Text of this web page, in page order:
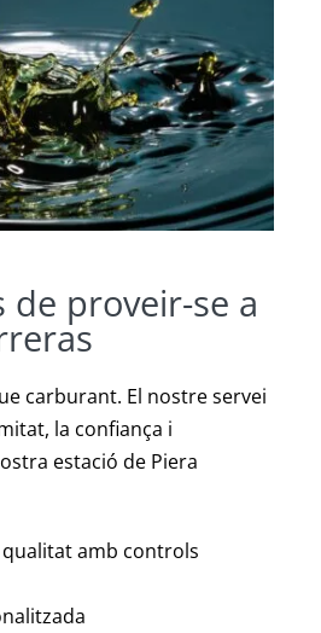
de proveir-se a
carburant. El nostre servei
la confiança i
estació de Piera
amb controls